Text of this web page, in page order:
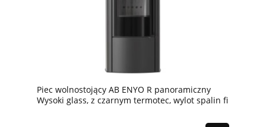
Piec wolnostojący AB ENYO R panoramiczny
Wysoki glass, z czarnym termotec, wylot spalin fi